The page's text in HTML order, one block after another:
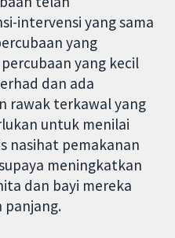
intervensi yang sama
yang
yang kecil
dan ada
rawak terkawal yang
untuk menilai
nasihat pemakanan
meningkatkan
dan bayi mereka
panjang.